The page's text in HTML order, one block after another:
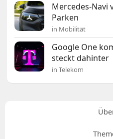
Mercedes-Navi
Parken
in Mobilität
Google One
steckt dahinter
in Telekom